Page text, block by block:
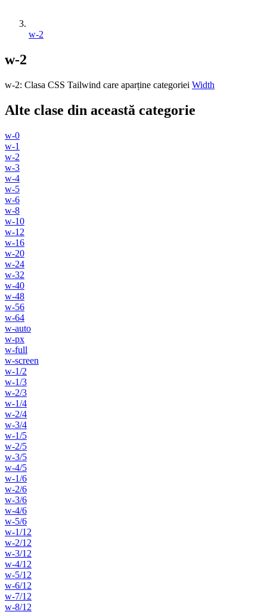
w-2
w-2
w-2: Clasa CSS Tailwind care aparține categoriei Width
Alte clase din această categorie
w-0
w-1
w-2
w-3
w-4
w-5
w-6
w-8
w-10
w-12
w-16
w-20
w-24
w-32
w-40
w-48
w-56
w-64
w-auto
w-px
w-full
w-screen
w-1/2
w-1/3
w-2/3
w-1/4
w-2/4
w-3/4
w-1/5
w-2/5
w-3/5
w-4/5
w-1/6
w-2/6
w-3/6
w-4/6
w-5/6
w-1/12
w-2/12
w-3/12
w-4/12
w-5/12
w-6/12
w-7/12
w-8/12